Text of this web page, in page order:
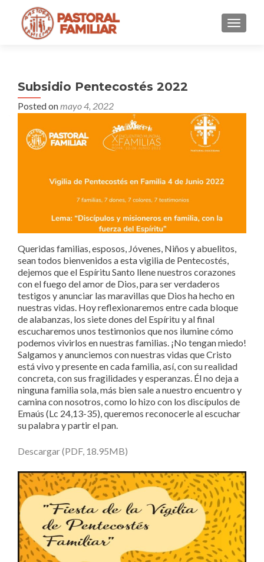
MENU
Subsidio Pentecostés 2022
Posted onmayo 4, 2022
Queridas familias, esposos, Jóvenes, Niños y abuelitos,
sean todos bienvenidos a esta vigilia de Pentecostés,
dejemos que el Espíritu Santo llene nuestros corazones
con el fuego del amor de Dios, para ser verdaderos
testigos y anunciar las maravillas que Dios ha hecho en
nuestras vidas. Hoy reflexionaremos entre cada bloque
de alabanzas, los siete dones del Espíritu y al final
escucharemos unos testimonios que nos ilumine cómo
podemos vivirlos en nuestras familias. ¡No tengan miedo!
Salgamos y anunciemos con nuestras vidas que Cristo
está vivo y presente en cada familia, así, con su realidad
concreta, con sus fragilidades y esperanzas. Él no deja a
ninguna familia sola, más bien sale a nuestro encuentro y
camina con nosotros, como lo hizo con los discípulos de
Emaús (Lc 24,13-35), queremos reconocerle al escuchar
su palabra y partir el pan.
Descargar (PDF, 18.95MB)